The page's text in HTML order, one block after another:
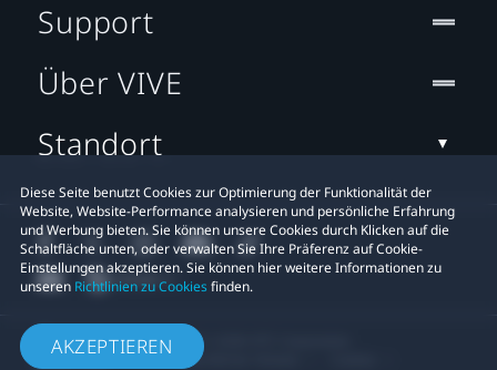
Diese Seite benutzt Cookies zur Optimierung der Funktionalität der
Website, Website-Performance analysieren und persönliche Erfahrung
und Werbung bieten. Sie können unsere Cookies durch Klicken auf die
Schaltfläche unten, oder verwalten Sie Ihre Präferenz auf Cookie-
Einstellungen akzeptieren. Sie können hier weitere Informationen zu
unseren Richtlinien zu Cookiesfinden.
AKZEPTIEREN
Support
Über VIVE
Standort
© 2011-2026 HTC Corporation
Rechtlicher Hinweis